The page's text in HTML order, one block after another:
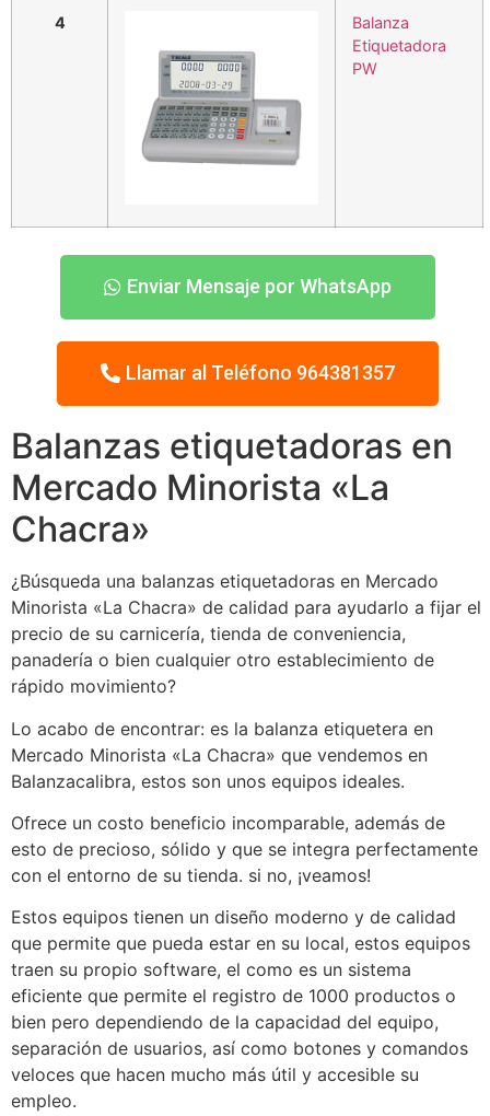
4
Balanza
Etiquetadora
PW
Enviar Mensaje por WhatsApp
Llamar al Teléfono 964381357
Balanzas etiquetadoras en
Mercado Minorista «La
Chacra»
¿Búsqueda una balanzas etiquetadoras en Mercado
Minorista «La Chacra» de calidad para ayudarlo a fijar el
precio de su carnicería, tienda de conveniencia,
panadería o bien cualquier otro establecimiento de
rápido movimiento?
Lo acabo de encontrar: es la balanza etiquetera en
Mercado Minorista «La Chacra» que vendemos en
Balanzacalibra, estos son unos equipos ideales.
Ofrece un costo beneficio incomparable, además de
esto de precioso, sólido y que se integra perfectamente
con el entorno de su tienda. si no, ¡veamos!
Estos equipos tienen un diseño moderno y de calidad
que permite que pueda estar en su local, estos equipos
traen su propio software, el como es un sistema
eficiente que permite el registro de 1000 productos o
bien pero dependiendo de la capacidad del equipo,
separación de usuarios, así como botones y comandos
veloces que hacen mucho más útil y accesible su
empleo.